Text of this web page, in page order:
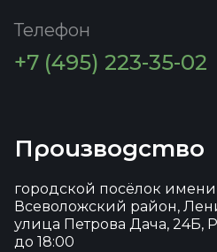
Телефон
+7 (495) 223-35-02
Производство
городской посёлок
Всеволожский район,
улица Петрова Дача, 24Б,
до 18:00